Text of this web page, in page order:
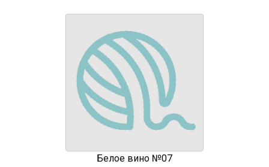
Белое вино №07